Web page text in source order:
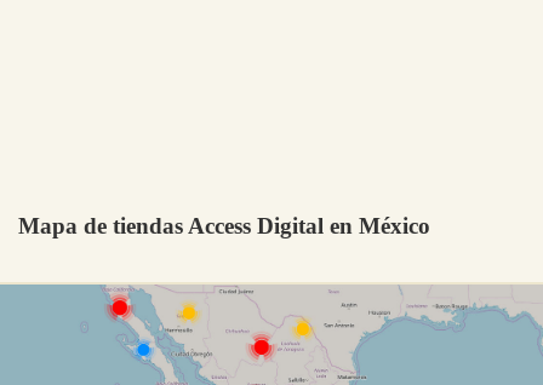
Mapa de tiendas Access Digital en México